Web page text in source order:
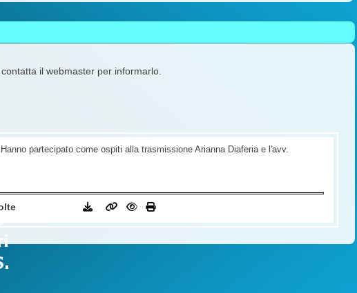
il webmaster per informarlo.
partecipato come ospiti alla trasmissione Arianna Diaferia e l'avv.